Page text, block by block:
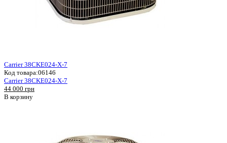
Carrier 38CKE024-X-7
Код товара:06146
Carrier 38CKE024-X-7
44 000 грн
В корзину